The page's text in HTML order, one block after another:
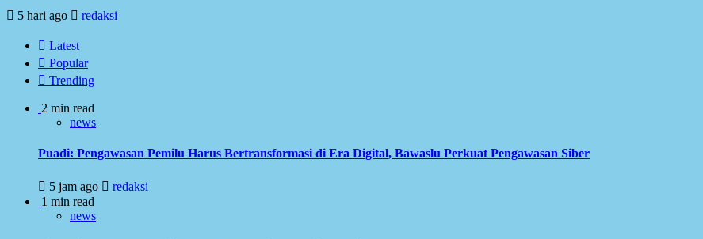
5 hari ago redaksi
Latest
Popular
Trending
2 min read
news
Puadi: Pengawasan Pemilu Harus Bertransformasi di Era Digital, Bawaslu Perkuat Pengawasan Siber
5 jam ago
redaksi
1 min read
news